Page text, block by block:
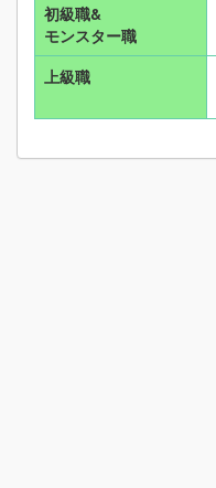
初級職&
モンスター職
上級職